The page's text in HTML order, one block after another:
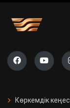
Көркемдік кеңес